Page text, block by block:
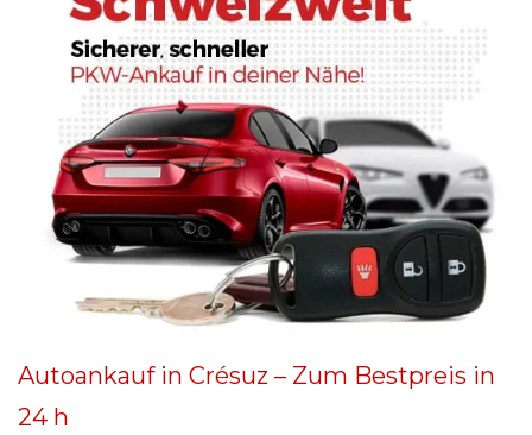
Autoankauf in Crésuz – Zum Bestpreis in
24 h